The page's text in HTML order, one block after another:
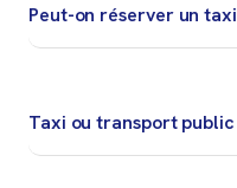
Peut-on réserver un
distance.
Taxi ou transport